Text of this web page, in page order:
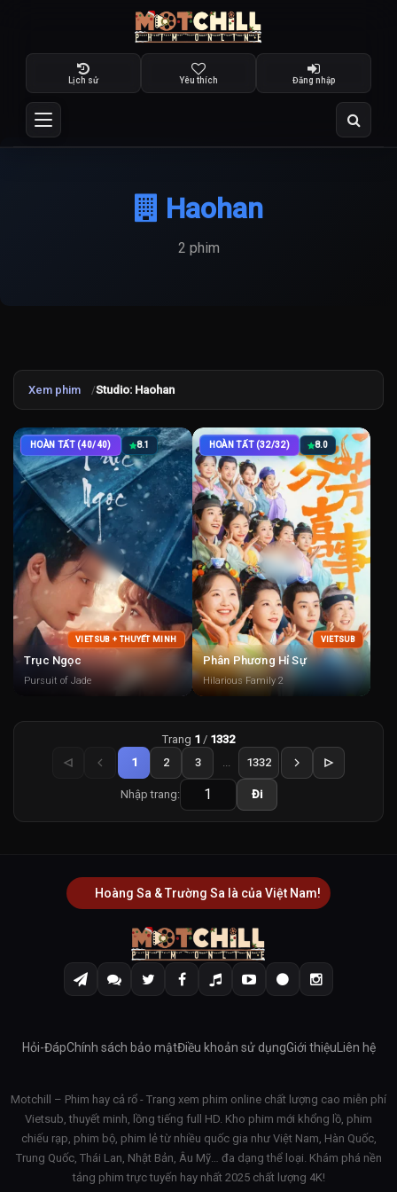
Lịch sử Yêu thích Đăng nhập
Haohan
2 phim
Xem phim Studio: Haohan
HOÀN TẤT (40/40) 8.1
VIETSUB + THUYẾT MINH
Trục Ngọc
Pursuit of Jade
HOÀN TẤT (32/32) 8.0
VIETSUB
Phân Phương Hỉ Sự
Hilarious Family 2
Trang 1 / 1332
1
2 3 ... 1332
Nhập trang: Đi
Hoàng Sa & Trường Sa là của Việt Nam!
Hỏi-ĐápChính sách bảo mậtĐiều khoản sử dụngGiới thiệu Liên hệ
Motchill – Phim hay cả rổ - Trang xem phim online chất lượng cao miễn phí
Vietsub, thuyết minh, lồng tiếng full HD. Kho phim mới khổng lồ, phim
chiếu rạp, phim bộ, phim lẻ từ nhiều quốc gia như Việt Nam, Hàn Quốc,
Trung Quốc, Thái Lan, Nhật Bản, Âu Mỹ… đa dạng thể loại. Khám phá nền
tảng phim trực tuyến hay nhất 2025 chất lượng 4K!